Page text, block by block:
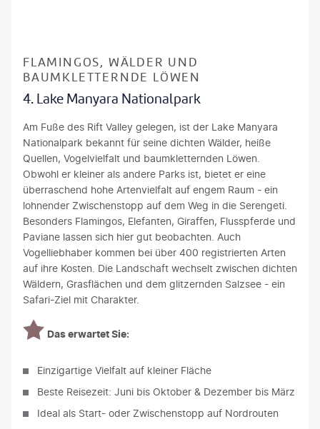
FLAMINGOS, WÄLDER UND
BAUMKLETTERNDE LÖWEN
4. Lake Manyara Nationalpark
Am Fuße des Rift Valley gelegen, ist der Lake Manyara
Nationalpark bekannt für seine dichten Wälder, heiße
Quellen, Vogelvielfalt und baumkletternden Löwen.
Obwohl er kleiner als andere Parks ist, bietet er eine
überraschend hohe Artenvielfalt auf engem Raum - ein
lohnender Zwischenstopp auf dem Weg in die Serengeti.
Besonders Flamingos, Elefanten, Giraffen, Flusspferde und
Paviane lassen sich hier gut beobachten. Auch
Vogelliebhaber kommen bei über 400 registrierten Arten
auf ihre Kosten. Die Landschaft wechselt zwischen dichten
Wäldern, Grasflächen und dem glitzernden Salzsee - ein
Safari-Ziel mit Charakter.
Das erwartet Sie:
Einzigartige Vielfalt auf kleiner Fläche
Beste Reisezeit: Juni bis Oktober & Dezember bis März
Ideal als Start- oder Zwischenstopp auf Nordrouten